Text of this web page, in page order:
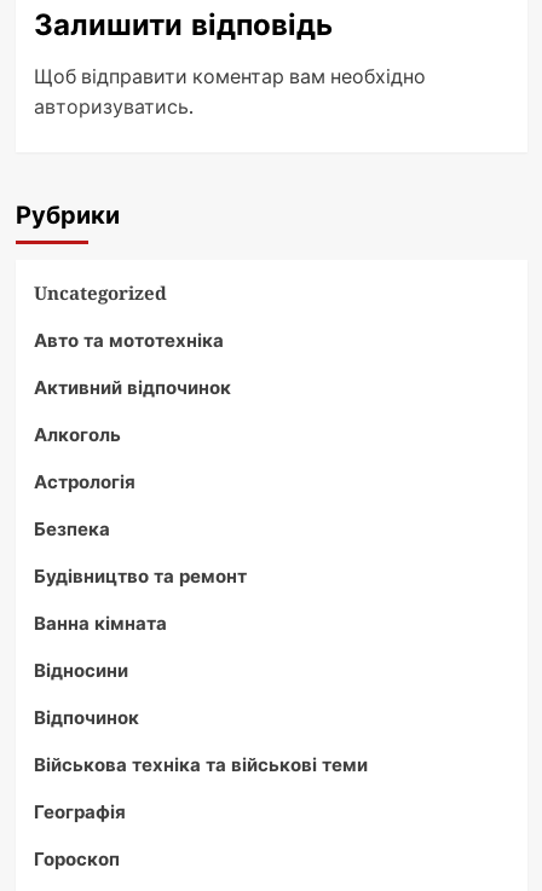
Залишити відповідь
Щоб відправити коментар вам необхідно
авторизуватись.
Рубрики
Uncategorized
Авто та мототехніка
Активний відпочинок
Алкоголь
Астрологія
Безпека
Будівництво та ремонт
Ванна кімната
Відносини
Відпочинок
Військова техніка та військові теми
Географія
Гороскоп